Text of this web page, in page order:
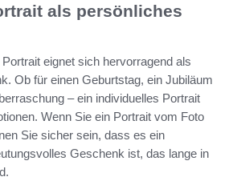
als persönliches
eignet sich hervorragend als
Ob für einen Geburtstag, ein Jubiläum
– ein individuelles Portrait
Wenn Sie ein Portrait vom Foto
Sie sicher sein, dass es ein
Geschenk ist, das lange in